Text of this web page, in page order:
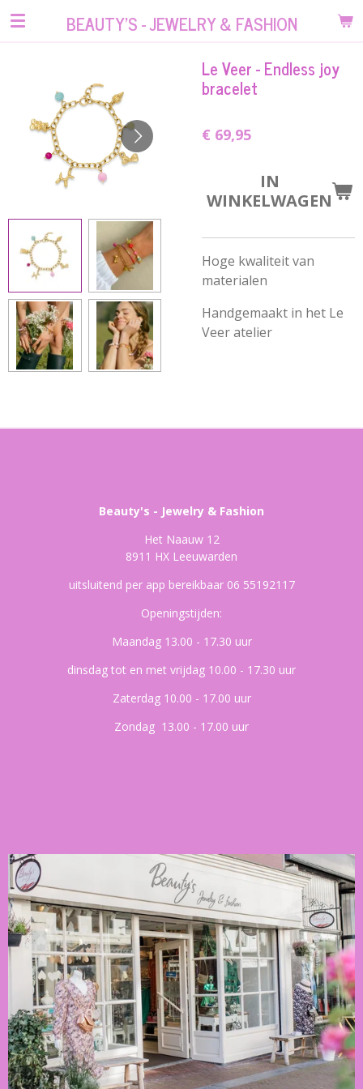
Ga
hoofdinhoud
BEAUTY'S - JEWELRY & FASHION
Le Veer - Endless joy
bracelet
€ 69,95
IN
WINKELWAGEN
Hoge kwaliteit van
materialen
Handgemaakt in het Le
Veer atelier
Beauty's - Jewelry & Fashion
Het Naauw 12
8911 HX Leeuwarden
uitsluitend per app bereikbaar 06 55192117
Openingstijden:
Maandag 13.00 - 17.30 uur
dinsdag tot en met vrijdag 10.00 - 17.30 uur
Zaterdag 10.00 - 17.00 uur
Zondag 13.00 - 17.00 uur